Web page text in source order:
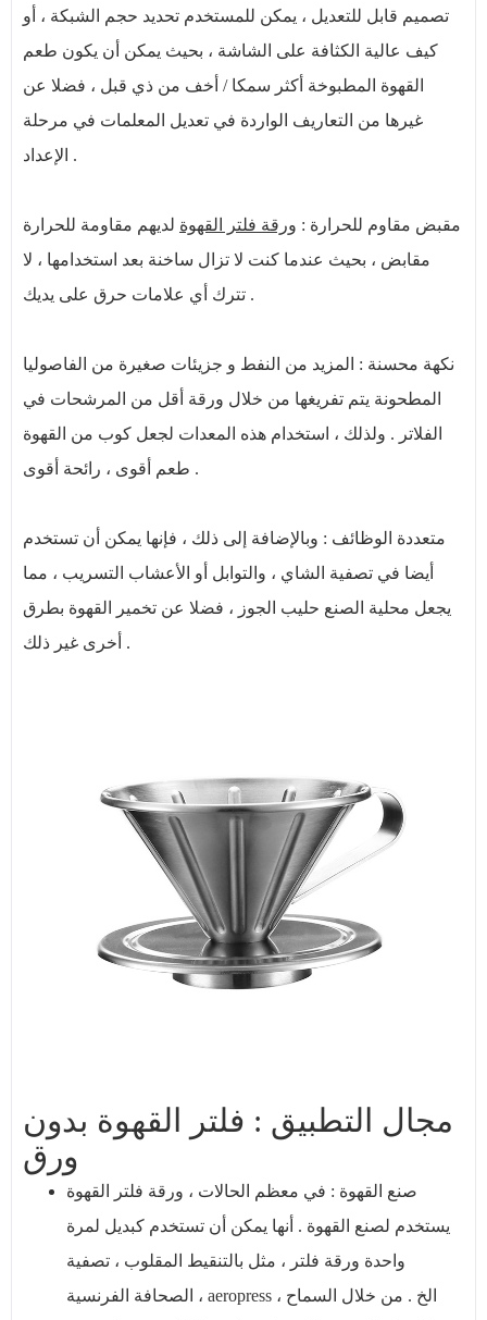
تصميم قابل للتعديل ، يمكن للمستخدم تحديد حجم الشبكة ، أو
كيف عالية الكثافة على الشاشة ، بحيث يمكن أن يكون طعم
القهوة المطبوخة أكثر سمكا / أخف من ذي قبل ، فضلا عن
غيرها من التعاريف الواردة في تعديل المعلمات في مرحلة
الإعداد .
مقبض مقاوم للحرارة : ورقة فلتر القهوة لديهم مقاومة للحرارة
مقابض ، بحيث عندما كنت لا تزال ساخنة بعد استخدامها ، لا
تترك أي علامات حرق على يديك .
نكهة محسنة : المزيد من النفط و جزيئات صغيرة من الفاصوليا
المطحونة يتم تفريغها من خلال ورقة أقل من المرشحات في
الفلاتر . ولذلك ، استخدام هذه المعدات لجعل كوب من القهوة
طعم أقوى ، رائحة أقوى .
متعددة الوظائف : وبالإضافة إلى ذلك ، فإنها يمكن أن تستخدم
أيضا في تصفية الشاي ، والتوابل أو الأعشاب التسريب ، مما
يجعل محلية الصنع حليب الجوز ، فضلا عن تخمير القهوة بطرق
أخرى غير ذلك .
مجال التطبيق : فلتر القهوة بدون
ورق
صنع القهوة : في معظم الحالات ، ورقة فلتر القهوة
يستخدم لصنع القهوة . أنها يمكن أن تستخدم كبديل لمرة
واحدة ورقة فلتر ، مثل بالتنقيط المقلوب ، تصفية
الصحافة الفرنسية ، aeropress ، الخ . من خلال السماح